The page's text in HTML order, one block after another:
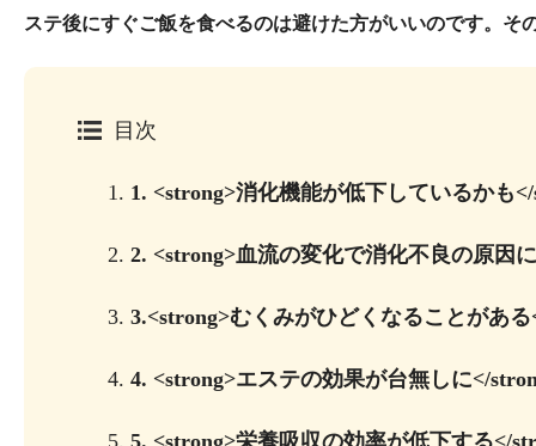
ステ後にすぐご飯を食べるのは避けた方がいいのです。そ
目次
1. 1. <strong>消化機能が低下しているかも
2. 2. <strong>血流の変化で消化不良の原因
3. 3.<strong>むくみがひどくなることがある
4. 4. <strong>エステの効果が台無しに</
5. 5. <strong>栄養吸収の効率が低下する</